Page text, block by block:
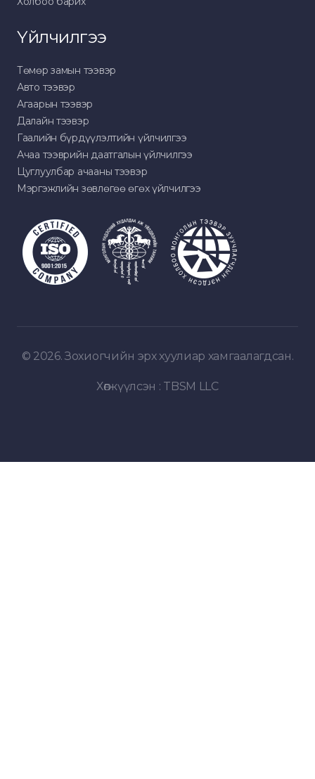
Үйлчилгээ
Төмөр замын тээвэр
Авто тээвэр
Агаарын тээвэр
Далайн тээвэр
Гаалийн бүрдүүлэлтийн үйлчилгээ
Ачаа тээврийн даатгалын үйлчилгээ
Цуглуулбар ачааны тээвэр
Мэргэжлийн зөвлөгөө өгөх үйлчилгээ
© 2026. Зохиогчийн эрх хуулиар хамгаалагдсан.
Хөгжүүлсэн : TBSM LLC